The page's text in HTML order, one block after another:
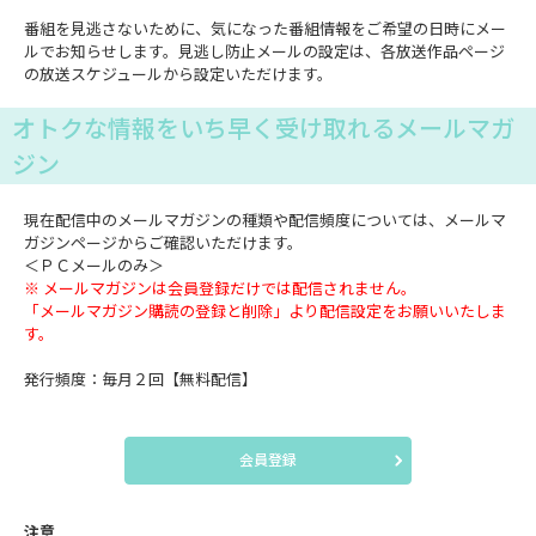
番組を見逃さないために、気になった番組情報をご希望の日時にメー
ルでお知らせします。見逃し防止メールの設定は、各放送作品ページ
の放送スケジュールから設定いただけます。
オトクな情報をいち早く受け取れるメールマガ
ジン
現在配信中のメールマガジンの種類や配信頻度については、メールマ
ガジンページからご確認いただけます。
＜ＰＣメールのみ＞
※ メールマガジンは会員登録だけでは配信されません。
「メールマガジン購読の登録と削除」より配信設定をお願いいたしま
す。
発行頻度：毎月２回【無料配信】
会員登録